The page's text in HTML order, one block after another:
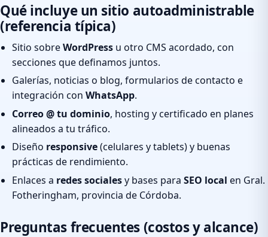
Qué incluye un sitio autoadministrable
(referencia típica)
Sitio sobreWordPress u otro CMS acordado, con
secciones que definamos juntos.
Galerías, noticias o blog, formularios de contacto e
integración con WhatsApp.
Correo @ tu dominio, hosting y certificado en planes
alineados a tu tráfico.
Diseño responsive(celulares y tablets) y buenas
prácticas de rendimiento.
Enlaces a redes socialesy bases para SEO local en Gral.
Fotheringham, provincia de Córdoba.
Preguntas frecuentes (costos y alcance)